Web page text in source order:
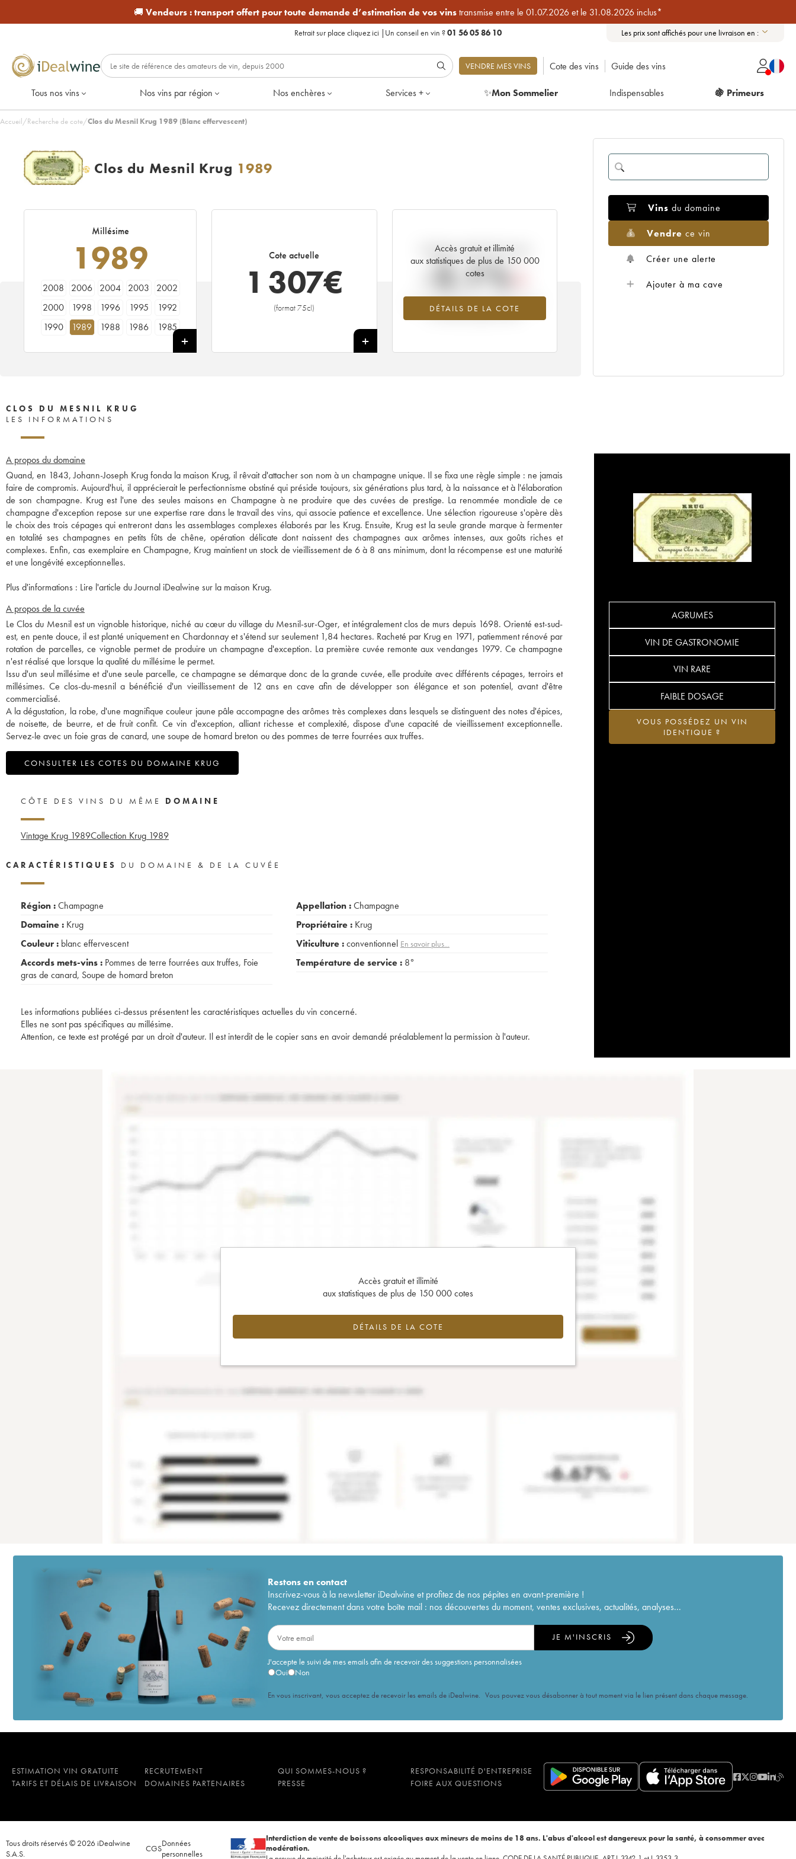
🚚 Vendeurs :transport offert pour toute demande d’estimation de vos vinstransmise entre le 01.07.2026 et le 31.08.2026 inclus*
Retrait sur place cliquez ici | Un conseil en vin ?01 56 05 86 10 Les prix sont affichés pour une livraison en :
VENDRE MES VINS Cote des vins Guide des vins
Tous nos vins Nos vins par région Nos enchères Services + ✨Mon Sommelier Indispensables 🍇 Primeurs
Accueil/Recherche de cote/Clos du Mesnil Krug 1989 (Blanc effervescent)
H Clos du Mesnil Krug 1989
Millésime
1989
2008 2006 2004 2003
2002
2000
1998 1996 1995
1992
1990
1989 1988 1986
1985
Cote actuelle
1 307€
(format 75cl)
+
Accès gratuit et illimité
aux statistiques de plus de 150 000
cotes
DÉTAILS DE LA COTE
Tendance actuelle de la cote
-2.1%
Tendance à la baisse du millésime 1989
en 2026 par rapport à 2025
Vins du domaine
Vendre ce vin
Créer une alerte
Ajouter à ma cave
CLOS DU MESNIL KRUG
LES INFORMATIONS
A propos du domaine
Quand, en 1843, Johann-Joseph Krug fonda la maison Krug, il rêvait d'attacher son nom à un champagne unique. Il se fixa une règle simple : ne jamais
faire de compromis. Aujourd'hui, il apprécierait le perfectionnisme obstiné qui préside toujours, six générations plus tard, à la naissance et à l'élaboration
de son champagne. Krug est l'une des seules maisons en Champagne à ne produire que des cuvées de prestige. La renommée mondiale de ce
champagne d'exception repose sur une expertise rare dans le travail des vins, qui associe patience et excellence. Une sélection rigoureuse s'opère dès
le choix des trois cépages qui entreront dans les assemblages complexes élaborés par les Krug. Ensuite, Krug est la seule grande marque à fermenter
en totalité ses champagnes en petits fûts de chêne, opération délicate dont naissent des champagnes aux arômes intenses, aux goûts riches et
complexes. Enfin, cas exemplaire en Champagne, Krug maintient un stock de vieillissement de 6 à 8 ans minimum, dont la récompense est une maturité
et une longévité exceptionnelles.
Plus d'informations : Lire l'article du Journal iDealwine sur la maison Krug.
A propos de la cuvée
Le Clos du Mesnil est un vignoble historique, niché au cœur du village du Mesnil-sur-Oger, et intégralement clos de murs depuis 1698. Orienté est-sud-
est, en pente douce, il est planté uniquement en Chardonnay et s'étend sur seulement 1,84 hectares. Racheté par Krug en 1971, patiemment rénové par
rotation de parcelles, ce vignoble permet de produire un champagne d'exception. La première cuvée remonte aux vendanges 1979. Ce champagne
n'est réalisé que lorsque la qualité du millésime le permet.
Issu d'un seul millésime et d'une seule parcelle, ce champagne se démarque donc de la grande cuvée, elle produite avec différents cépages, terroirs et
millésimes. Ce clos-du-mesnil a bénéficié d'un vieillissement de 12 ans en cave afin de développer son élégance et son potentiel, avant d'être
commercialisé.
A la dégustation, la robe, d'une magnifique couleur jaune pâle accompagne des arômes très complexes dans lesquels se distinguent des notes d'épices,
de noisette, de beurre, et de fruit confit. Ce vin d'exception, alliant richesse et complexité, dispose d'une capacité de vieillissement exceptionnelle.
Servez-le avec un foie gras de canard, une soupe de homard breton ou des pommes de terre fourrées aux truffes.
CONSULTER LES COTES DU DOMAINE KRUG
AGRUMES
VIN DE GASTRONOMIE
VIN RARE
FAIBLE DOSAGE
VOUS POSSÉDEZ UN VIN
IDENTIQUE ?
CÔTE DES VINS DU MÊME DOMAINE
Vintage Krug 1989Collection Krug 1989
CARACTÉRISTIQUES DU DOMAINE & DE LA CUVÉE
Région :Champagne
Domaine : Krug
Couleur : blanc effervescent
Accords mets-vins : Pommes de terre fourrées aux truffes, Foie
gras de canard, Soupe de homard breton
Appellation :Champagne
Propriétaire : Krug
Viticulture :conventionnel En savoir plus...
Température de service : 8°
Les informations publiées ci-dessus présentent les caractéristiques actuelles du vin concerné.
Elles ne sont pas spécifiques au millésime.
Attention, ce texte est protégé par un droit d'auteur. Il est interdit de le copier sans en avoir demandé préalablement la permission à l'auteur.
Accès gratuit et illimité
aux statistiques de plus de 150 000 cotes
DÉTAILS DE LA COTE
Restons encontact
Inscrivez-vous à la newsletter iDealwine et profitez de nos pépites en avant-première !
Recevez directement dans votre boîte mail : nos découvertes du moment, ventes exclusives, actualités, analyses...
J'accepte le suivi de mes emails afin de recevoir des suggestions personnalisées
Oui
Non
JE M'INSCRIS
En vous inscrivant, vous acceptez de recevoir les emails de iDealwine. Vous pouvez vous désabonner à tout moment via le lien présent dans chaque message.
ESTIMATION VIN GRATUITE RECRUTEMENT QUI SOMMES-NOUS ?
RESPONSABILITÉ D'ENTREPRISE
TARIFS ET DÉLAIS DE LIVRAISON
DOMAINES PARTENAIRES PRESSE FOIRE AUX QUESTIONS
Tous droits réservés © 2026 iDealwine
S.A.S.
CGSDonnées
personnelles
Interdiction de vente de boissons alcooliques aux mineurs de moins de 18 ans. L'abus d'alcool est dangereux pour la santé, à consommer avec
modération.